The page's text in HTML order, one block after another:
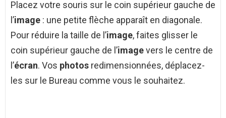
Placez votre souris sur le coin supérieur gauche de
l’image : une petite flèche apparaît en diagonale.
Pour réduire la taille de l’image, faites glisser le
coin supérieur gauche de l’imagevers le centre de
l’écran. Vos photos redimensionnées, déplacez-
les sur le Bureau comme vous le souhaitez.